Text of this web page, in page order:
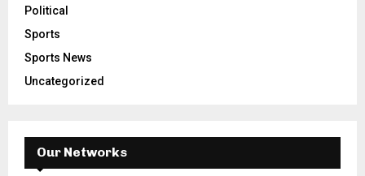
Political
Sports
Sports News
Uncategorized
Our Networks